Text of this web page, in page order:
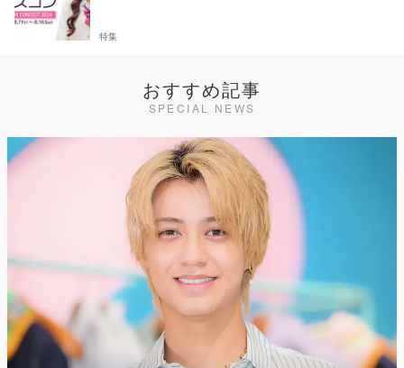
特集
おすすめ記事
SPECIAL NEWS